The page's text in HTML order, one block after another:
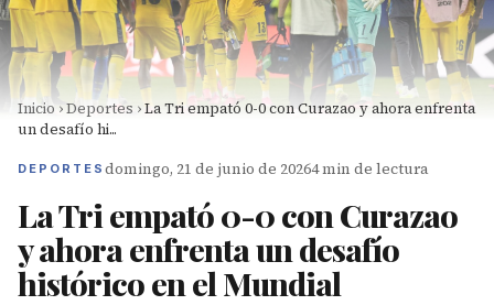
Inicio›Deportes ›La Tri empató 0-0 con Curazao y ahora enfrenta
un desafío hi...
DEPORTES domingo, 21 de junio de 20264 min de lectura
La Tri empató 0-0 con Curazao
y ahora enfrenta un desafío
histórico en el Mundial